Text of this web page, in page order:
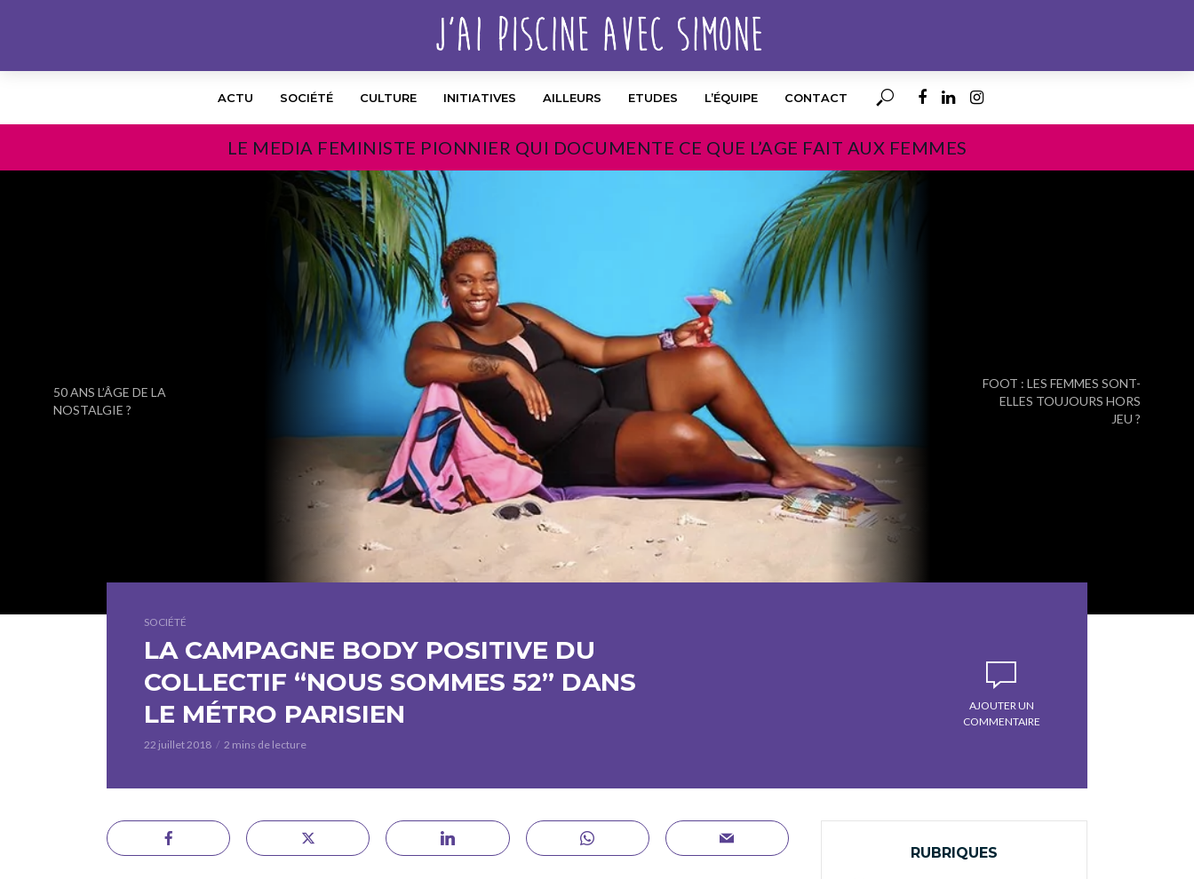
ACTU SOCIÉTÉ CULTURE INITIATIVES AILLEURS ETUDES L’ÉQUIPE CONTACT
LE MEDIA FEMINISTE PIONNIER QUI DOCUMENTE CE QUE L’AGE FAIT AUX FEMMES
50 ANS L’ÂGE DE LA
NOSTALGIE ?
FOOT : LES FEMMES SONT-
ELLES TOUJOURS HORS
JEU ?
SOCIÉTÉ
LA CAMPAGNE BODY POSITIVE DU
COLLECTIF “NOUS SOMMES 52” DANS
LE MÉTRO PARISIEN
22 juillet 2018 2 mins de lecture
AJOUTER UN
COMMENTAIRE
RUBRIQUES